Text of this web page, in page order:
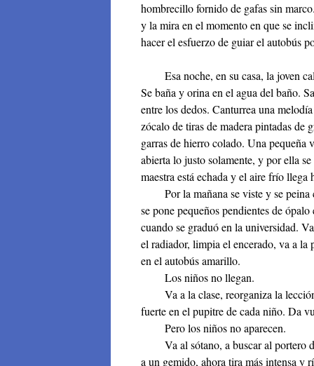
hombrecillo fornido de gafas sin
y la mira en el momento en que se
hacer el esfuerzo de guiar el autobús
Esa noche, en su casa, la joven
Se baña y orina en el agua del baño.
entre los dedos. Canturrea una
zócalo de tiras de madera pintadas de
garras de hierro colado. Una pequeña
abierta lo justo solamente, y por ella
maestra está echada y el aire frío
Por la mañana se viste y se peina
se pone pequeños pendientes de
cuando se graduó en la universidad.
el radiador, limpia el encerado, va a la
en el autobús amarillo.
Los niños no llegan.
Va a la clase, reorganiza la lección
fuerte en el pupitre de cada niño. Da
Pero los niños no aparecen.
Va al sótano, a buscar al portero
a un gemido, ahora tira más intensa y